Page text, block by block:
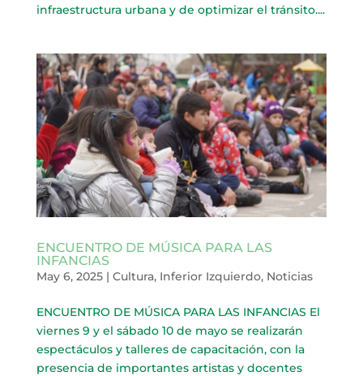
infraestructura urbana y de optimizar el tránsito....
ENCUENTRO DE MÚSICA PARA LAS
INFANCIAS
May 6, 2025| Cultura, Inferior Izquierdo, Noticias
ENCUENTRO DE MÚSICA PARA LAS INFANCIAS El
viernes 9 y el sábado 10 de mayo se realizarán
espectáculos y talleres de capacitación, con la
presencia de importantes artistas y docentes